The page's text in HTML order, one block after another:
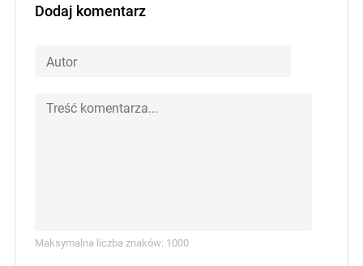
Dodaj komentarz
Maksymalna liczba znaków: 1000